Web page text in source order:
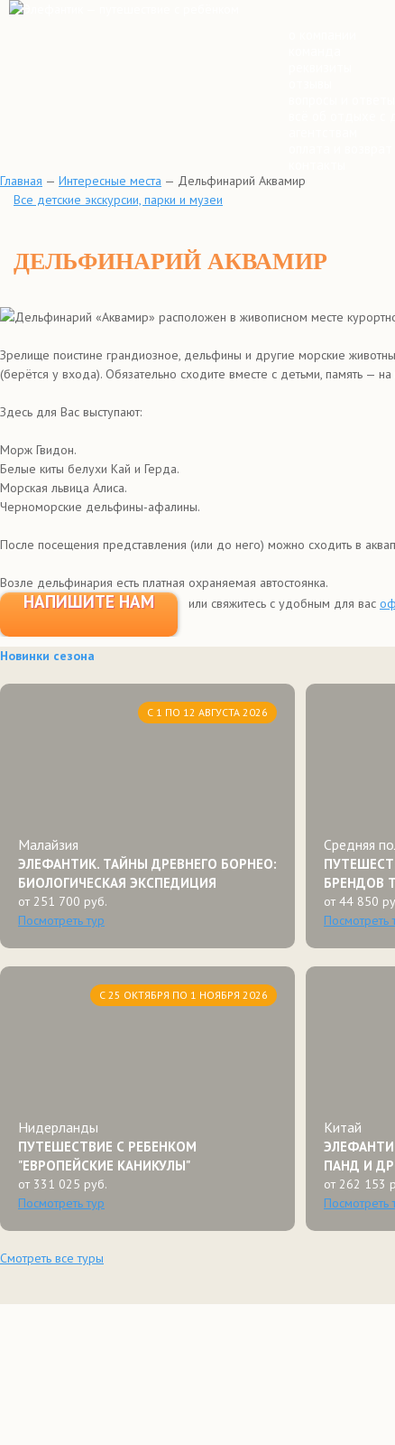
Главная — Интересные места — Дельфинарий Аквамир
Все детские экскурсии, парки и музеи
ДЕЛЬФИНАРИЙ АКВАМИР
Дельфинарий «Аквамир» расположен в живописном месте
Зрелище поистине грандиозное, дельфины и другие морские
(берётся у входа). Обязательно сходите вместе с детьми, память —
Здесь для Вас выступают:
Морж Гвидон.
Белые киты белухи Кай и Герда.
Морская львица Алиса.
Черноморские дельфины-афалины.
После посещения представления (или до него) можно сходить в
Возле дельфинария есть платная охраняемая автостоянка.
НАПИШИТЕ НАМ или свяжитесь с удобным для вас
Новинки сезона
С 1 ПО 12 АВГУСТА 2026
Малайзия
ЭЛЕФАНТИК. ТАЙНЫ ДРЕВНЕГО БОРНЕО:
БИОЛОГИЧЕСКАЯ ЭКСПЕДИЦИЯ
от 251 700 руб.
Посмотреть тур
Средняя
БРЕНДОВ
от 44 850
Посмотреть
С 25 ОКТЯБРЯ ПО 1 НОЯБРЯ 2026
Нидерланды
ПУТЕШЕСТВИЕ С РЕБЕНКОМ
"ЕВРОПЕЙСКИЕ КАНИКУЛЫ"
от 331 025 руб.
Посмотреть тур
Китай
ПАНД И
от 262 153
Посмотреть
Смотреть все туры